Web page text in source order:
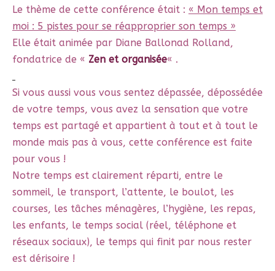
Le thème de cette conférence était : « Mon temps et
moi : 5 pistes pour se réapproprier son temps »
Elle était animée par Diane Ballonad Rolland,
fondatrice de « Zen et organisée« .
Si vous aussi vous vous sentez dépassée, dépossédée
de votre temps, vous avez la sensation que votre
temps est partagé et appartient à tout et à tout le
monde mais pas à vous, cette conférence est faite
pour vous !
Notre temps est clairement réparti, entre le
sommeil, le transport, l’attente, le boulot, les
courses, les tâches ménagères, l’hygiène, les repas,
les enfants, le temps social (réel, téléphone et
réseaux sociaux), le temps qui finit par nous rester
est dérisoire !